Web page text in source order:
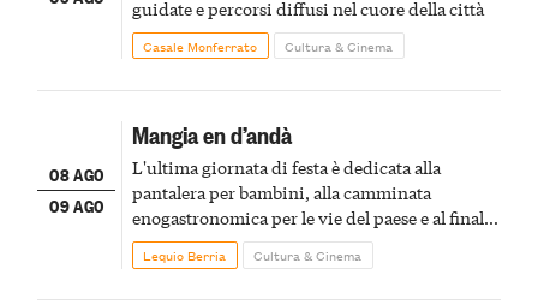
guidate e percorsi diffusi nel cuore della città
Casale Monferrato Cultura & Cinema
08 AGO
09 AGO
Mangia en d’andà
L'ultima giornata di festa è dedicata alla
pantalera per bambini, alla camminata
enogastronomica per le vie del paese e al finale
pirotecnico
Lequio Berria Cultura & Cinema